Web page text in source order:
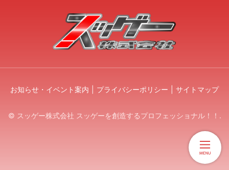
お知らせ・イベント案内 プライバシーポリシー サイトマップ
© スッゲー株式会社 スッゲーを創造するプロフェッショナル！！.